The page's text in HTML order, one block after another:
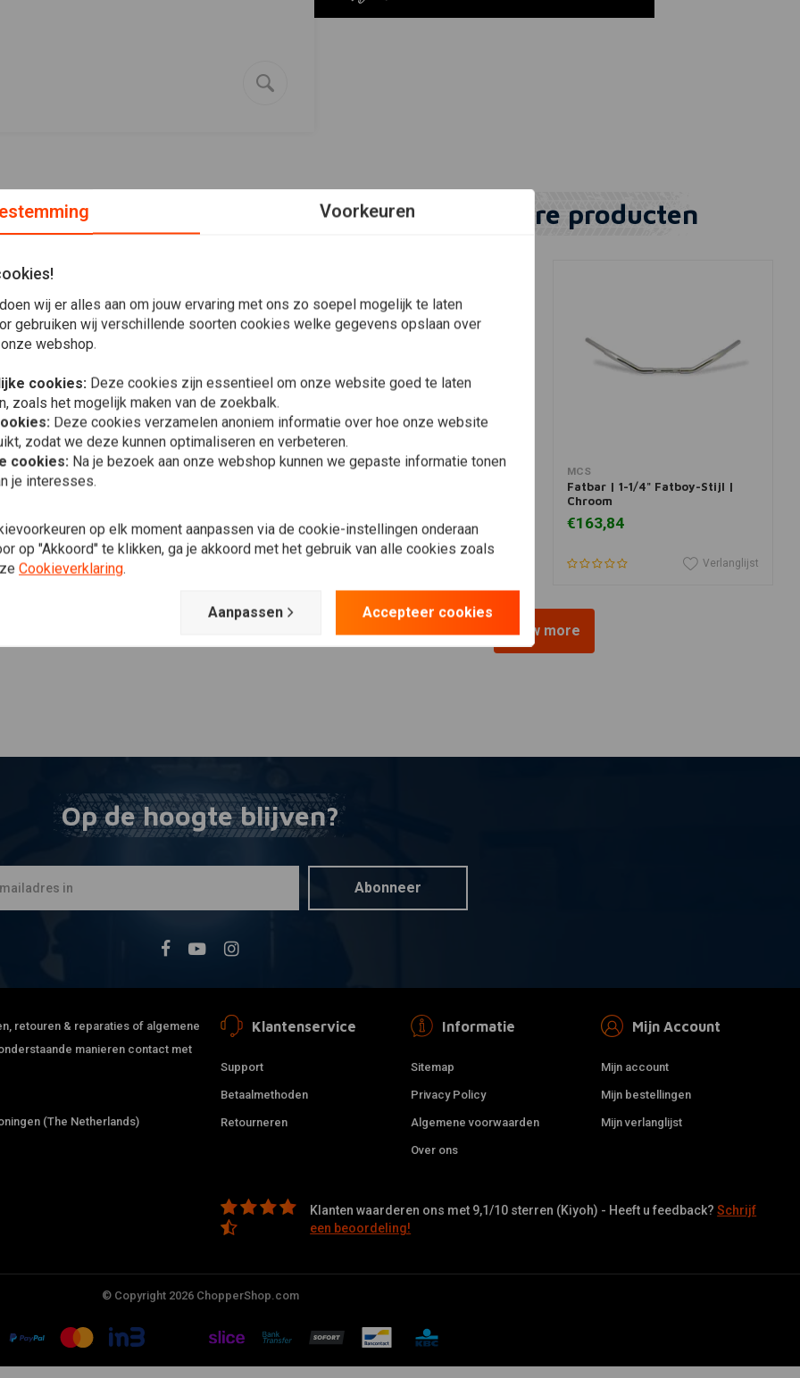
97cm breed x 9cm hoog
Plaats ook een review
Vergelijkbare producten
In winkelwagen
TRW
€62,89
MCS
Fatbar | 1-1/4" Fatboy-Stijl |
Chroom
€163,84
Verlanglijst
View more
Op de hoogte blijven?
Abonneer
retouren & reparaties of algemene
manieren contact met
(The Netherlands)
Klantenservice
Support
Betaalmethoden
Retourneren
Informatie
Sitemap
Privacy Policy
Algemene voorwaarden
Over ons
Mijn Account
Mijn account
Mijn bestellingen
Mijn verlanglijst
Klanten waarderen ons met 9,1/10 sterren (Kiyoh) - Heeft u feedback?Schrijf
een beoordeling!
© Copyright 2026 ChopperShop.com
Voorkeuren
wij er alles aan om jouw ervaring met ons zo soepel mogelijk te laten
gebruiken wij verschillende soorten cookies welke gegevens opslaan over
webshop.
cookies: Deze cookies zijn essentieel om onze website goed te laten
zoals het mogelijk maken van de zoekbalk.
Deze cookies verzamelen anoniem informatie over hoe onze website
zodat we deze kunnen optimaliseren en verbeteren.
cookies: Na je bezoek aan onze webshop kunnen we gepaste informatie tonen
je interesses.
op elk moment aanpassen via de cookie-instellingen onderaan
op "Akkoord" te klikken, ga je akkoord met het gebruik van alle cookies zoals
Cookieverklaring.
Aanpassen Accepteer cookies